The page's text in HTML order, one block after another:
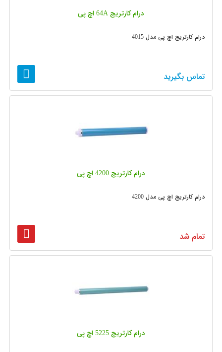
درام کارتریج 64A اچ پی
درام کارتریج اچ پی مدل 4015
تماس بگیرید
درام کارتریج 4200 اچ پی
درام کارتریج اچ پی مدل 4200
تمام شد
درام کارتریج 5225 اچ پی